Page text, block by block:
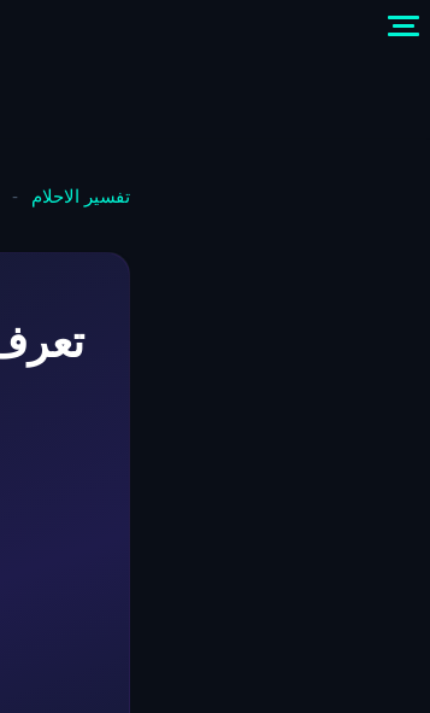
تفسير الاحلام -